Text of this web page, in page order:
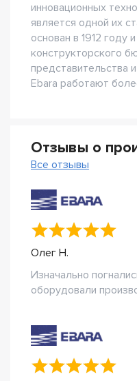
инновационных
является одной их
основан в 1912 году
конструкторского
представительства
Ebara работают
Отзывы о
Все отзывы
Олег Н.
Изначально
оборудовали